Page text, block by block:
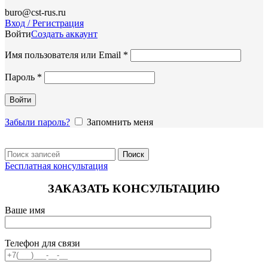
buro@cst-rus.ru
Вход / Регистрация
ВойтиСоздать аккаунт
Имя пользователя или Email *
Пароль *
Войти
Забыли пароль? Запомнить меня
Поиск
Бесплатная консультация
ЗАКАЗАТЬ КОНСУЛЬТАЦИЮ
Ваше имя
Телефон для связи